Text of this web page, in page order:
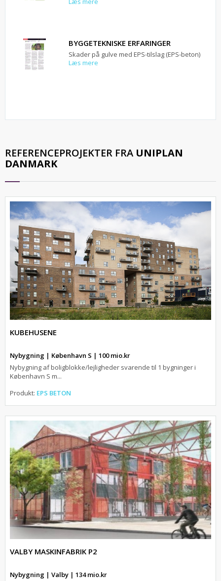
BYGGETEKNISKE ERFARINGER
Skader på gulve med EPS-tilslag (EPS-beton)
Læs mere
REFERENCEPROJEKTER FRA UNIPLAN
DANMARK
KUBEHUSENE
Nybygning | København S | 100 mio.kr
Nybygning af boligblokke/lejligheder svarende til 1 bygninger i
København S m...
Produkt: EPS BETON
VALBY MASKINFABRIK P2
Nybygning | Valby | 134 mio.kr